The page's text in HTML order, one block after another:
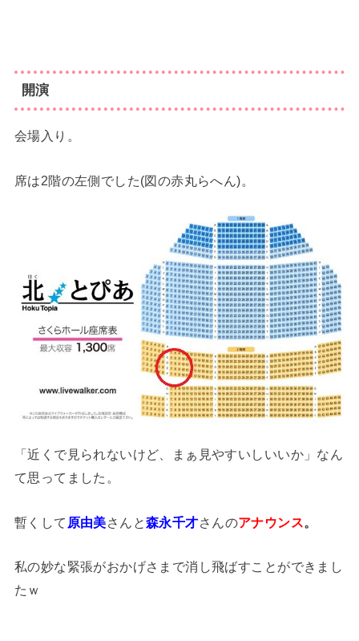
開演
会場入り。
席は2階の左側でした(図の赤丸らへん)。
「近くで見られないけど、まぁ見やすいしいいか」なん
て思ってました。
暫くして 原由美さんと森永千才さんのアナウンス。
私の妙な緊張がおかげさまで消し飛ばすことができまし
たｗ